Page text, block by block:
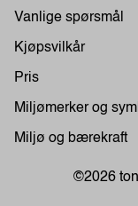
Vanlige spørsmål
Kjøpsvilkår
Pris
Miljømerker og
Miljø og bærekraft
©2026